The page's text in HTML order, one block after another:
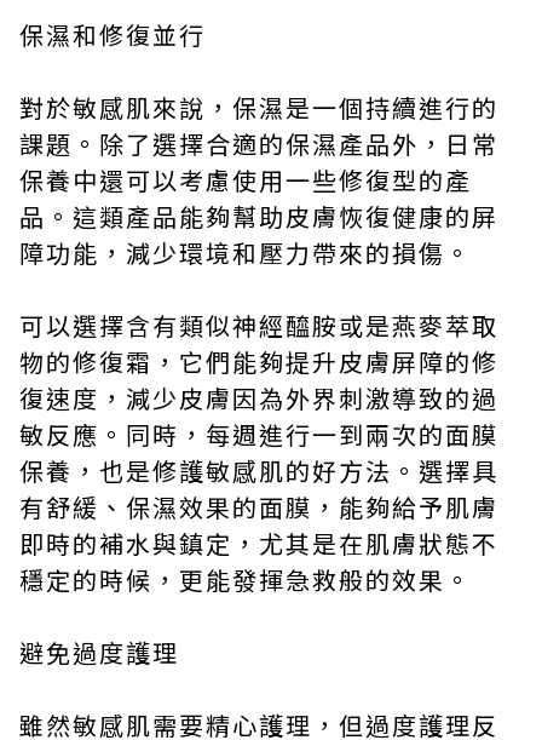
保濕和修復並行
對於敏感肌來說，保濕是一個持續進行的
課題。除了選擇合適的保濕產品外，日常
保養中還可以考慮使用一些修復型的產
品。這類產品能夠幫助皮膚恢復健康的屏
障功能，減少環境和壓力帶來的損傷。
可以選擇含有類似神經醯胺或是燕麥萃取
物的修復霜，它們能夠提升皮膚屏障的修
復速度，減少皮膚因為外界刺激導致的過
敏反應。同時，每週進行一到兩次的面膜
保養，也是修護敏感肌的好方法。選擇具
有舒緩、保濕效果的面膜，能夠給予肌膚
即時的補水與鎮定，尤其是在肌膚狀態不
穩定的時候，更能發揮急救般的效果。
避免過度護理
雖然敏感肌需要精心護理，但過度護理反